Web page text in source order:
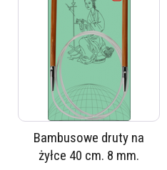
Bambusowe druty na
żyłce 40 cm. 8 mm.